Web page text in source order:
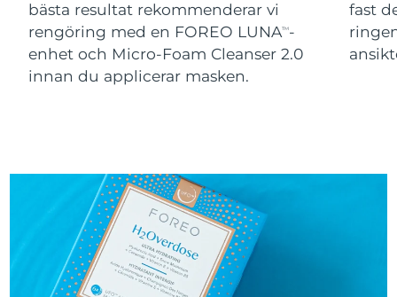
bästa resultat rekommenderar vi
rengöring med en FOREO LUNATM-
enhet och Micro-Foam Cleanser 2.0
innan du applicerar masken.
fast